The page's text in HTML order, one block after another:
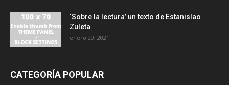
‘Sobre la lectura’ un texto de Estanislao
Zuleta
enero 20, 2021
CATEGORÍA POPULAR